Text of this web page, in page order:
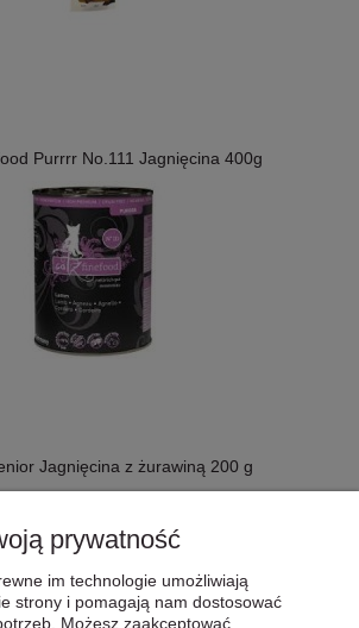
Purrrr No.111 Jagnięcina 400g
Jagnięcina z żurawiną 200 g
prywatność
im technologie umożliwiają
strony i pomagają nam dostosować
Możesz zaakceptować